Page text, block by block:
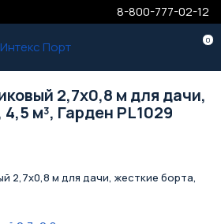
8-800-777-02-12
0
2,7х0,8 м для дачи,
м³, Гарден PL1029
2,7х0,8 м для дачи, жесткие борта,